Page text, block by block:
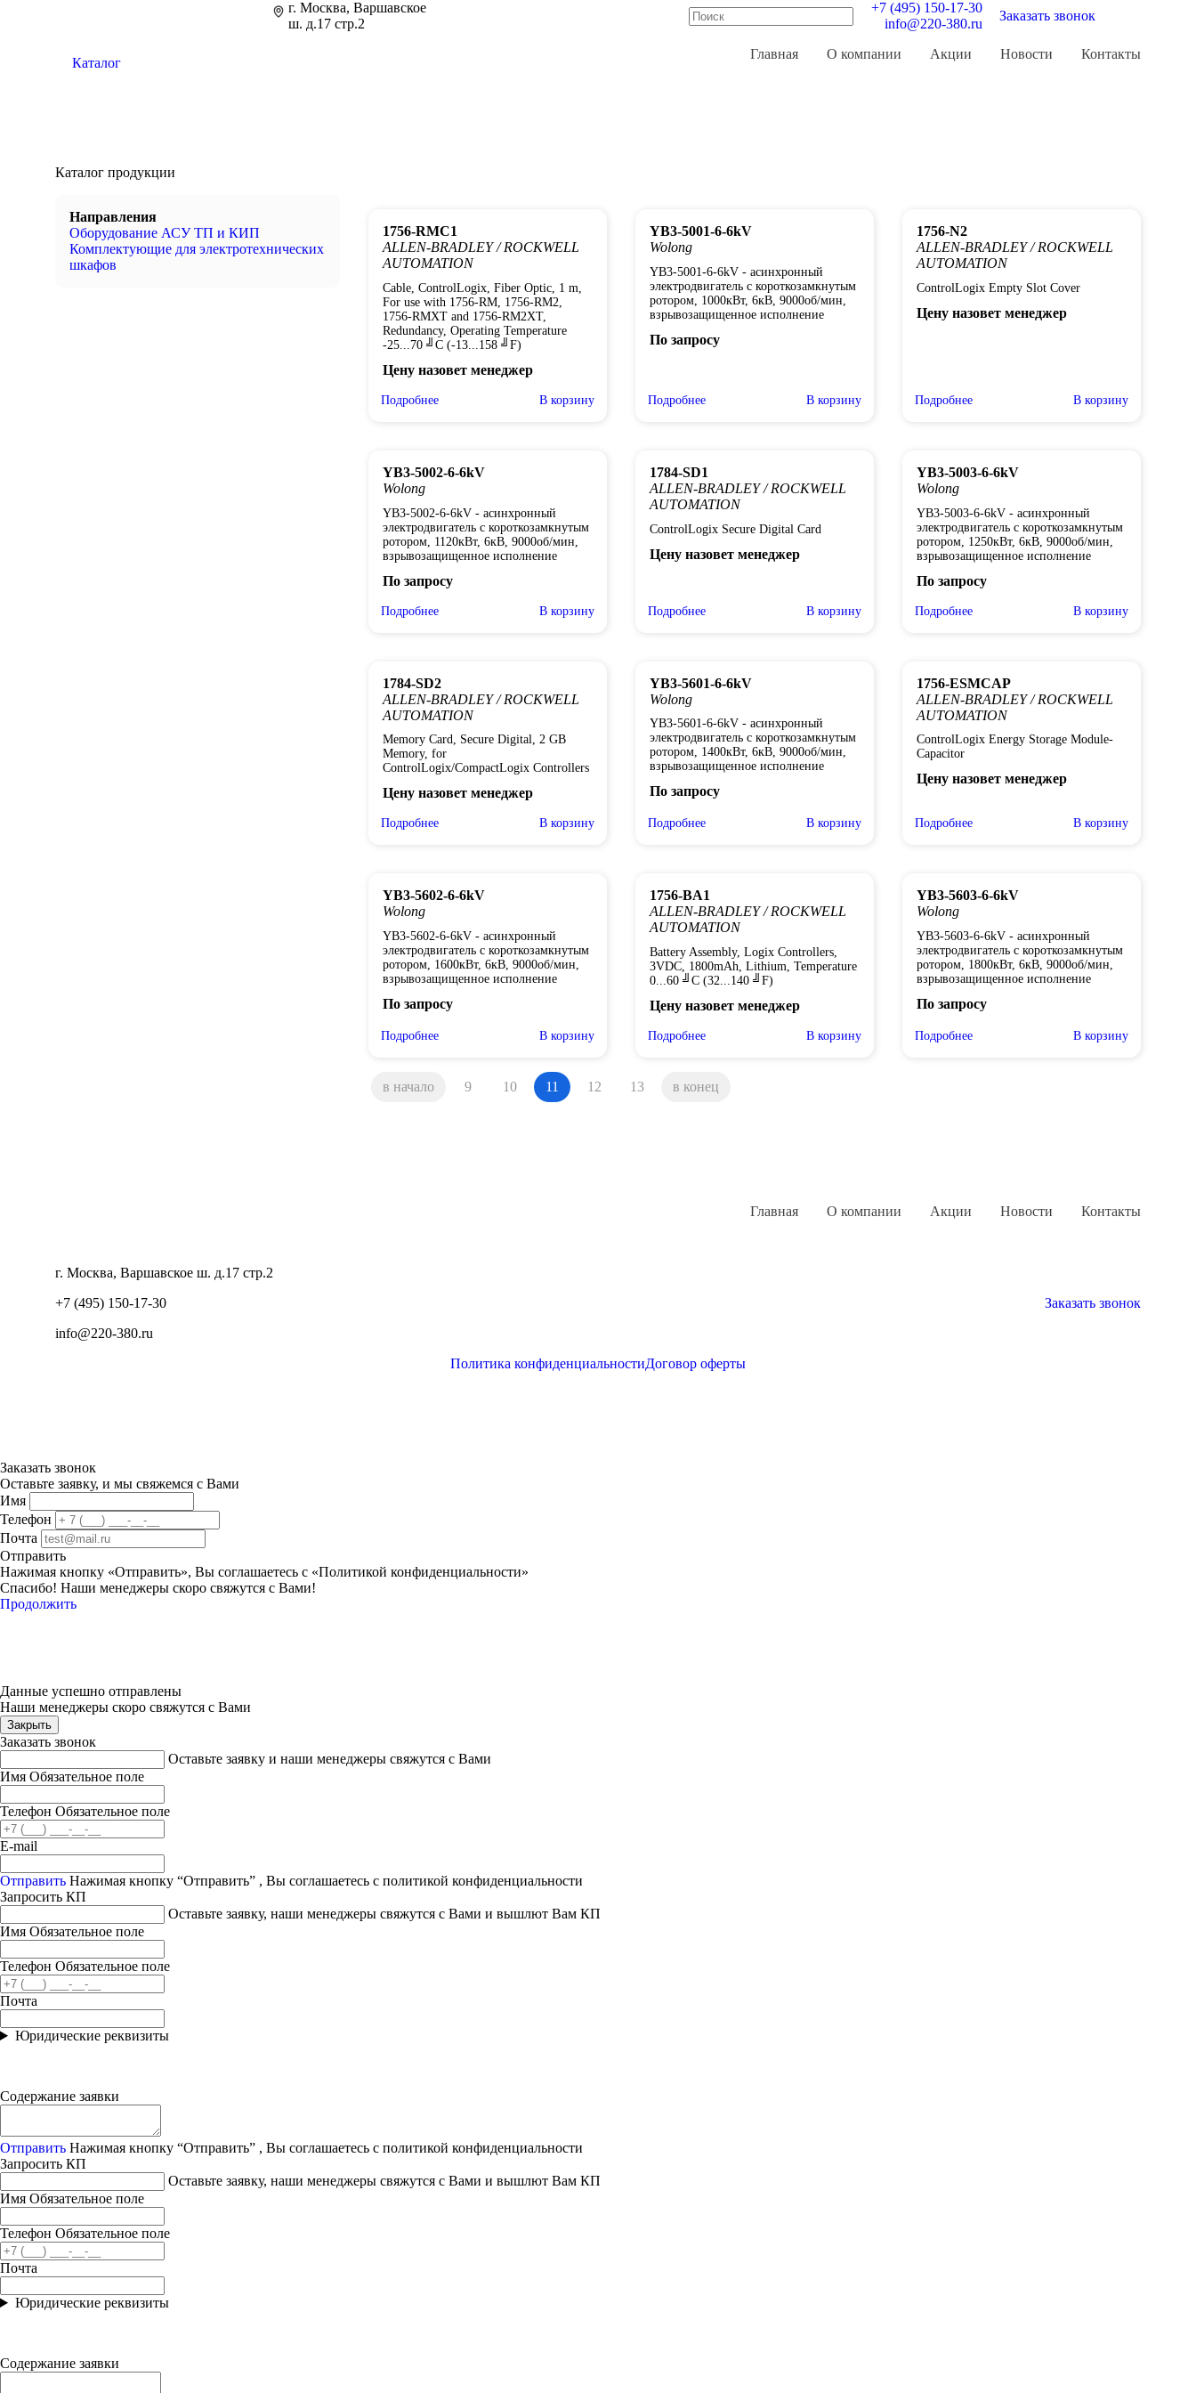
г. Москва, Варшавское
ш. д.17 стр.2
+7 (495) 150-17-30
info@220-380.ru
Заказать звонок
Каталог
Главная О компании Акции Новости Контакты
Каталог продукции
Направления
Оборудование АСУ ТП и КИП
Комплектующие для электротехнических
шкафов
1756-RMC1
ALLEN-BRADLEY / ROCKWELL
AUTOMATION
Cable, ControlLogix, Fiber Optic, 1 m,
For use with 1756-RM, 1756-RM2,
1756-RMXT and 1756-RM2XT,
Redundancy, Operating Temperature
-25...70 ╝C (-13...158 ╝F)
Цену назовет менеджер
Подробнее В корзину
YB3-5001-6-6kV
Wolong
YB3-5001-6-6kV - асинхронный
электродвигатель с короткозамкнутым
ротором, 1000кВт, 6кВ, 9000об/мин,
взрывозащищенное исполнение
По запросу
Подробнее В корзину
1756-N2
ALLEN-BRADLEY / ROCKWELL
AUTOMATION
ControlLogix Empty Slot Cover
Цену назовет менеджер
Подробнее В корзину
YB3-5002-6-6kV
Wolong
YB3-5002-6-6kV - асинхронный
электродвигатель с короткозамкнутым
ротором, 1120кВт, 6кВ, 9000об/мин,
взрывозащищенное исполнение
По запросу
Подробнее В корзину
1784-SD1
ALLEN-BRADLEY / ROCKWELL
AUTOMATION
ControlLogix Secure Digital Card
Цену назовет менеджер
Подробнее В корзину
YB3-5003-6-6kV
Wolong
YB3-5003-6-6kV - асинхронный
электродвигатель с короткозамкнутым
ротором, 1250кВт, 6кВ, 9000об/мин,
взрывозащищенное исполнение
По запросу
Подробнее В корзину
1784-SD2
ALLEN-BRADLEY / ROCKWELL
AUTOMATION
Memory Card, Secure Digital, 2 GB
Memory, for
ControlLogix/CompactLogix Controllers
Цену назовет менеджер
Подробнее В корзину
YB3-5601-6-6kV
Wolong
YB3-5601-6-6kV - асинхронный
электродвигатель с короткозамкнутым
ротором, 1400кВт, 6кВ, 9000об/мин,
взрывозащищенное исполнение
По запросу
Подробнее В корзину
1756-ESMCAP
ALLEN-BRADLEY / ROCKWELL
AUTOMATION
ControlLogix Energy Storage Module-
Capacitor
Цену назовет менеджер
Подробнее В корзину
YB3-5602-6-6kV
Wolong
YB3-5602-6-6kV - асинхронный
электродвигатель с короткозамкнутым
ротором, 1600кВт, 6кВ, 9000об/мин,
взрывозащищенное исполнение
По запросу
Подробнее В корзину
1756-BA1
ALLEN-BRADLEY / ROCKWELL
AUTOMATION
Battery Assembly, Logix Controllers,
3VDC, 1800mAh, Lithium, Temperature
0...60 ╝C (32...140 ╝F)
Цену назовет менеджер
Подробнее В корзину
YB3-5603-6-6kV
Wolong
YB3-5603-6-6kV - асинхронный
электродвигатель с короткозамкнутым
ротором, 1800кВт, 6кВ, 9000об/мин,
взрывозащищенное исполнение
По запросу
Подробнее В корзину
в начало 9 10 11 12 13 в конец
Главная О компании Акции Новости Контакты
г. Москва, Варшавское ш. д.17 стр.2
+7 (495) 150-17-30
info@220-380.ru
Заказать звонок
Политика конфиденциальностиДоговор оферты
Заказать звонок
Оставьте заявку, и мы свяжемся с Вами
Имя
Телефон
Почта
Отправить
Нажимая кнопку «Отправить», Вы соглашаетесь с «Политикой конфиденциальности»
Спасибо! Наши менеджеры скоро свяжутся с Вами!
Продолжить
Данные успешно отправлены
Наши менеджеры скоро свяжутся с Вами
Закрыть
Заказать звонок
Оставьте заявку и наши менеджеры свяжутся с Вами
Имя Обязательное поле
Телефон Обязательное поле
E-mail
Отправить Нажимая кнопку “Отправить” , Вы соглашаетесь с политикой конфиденциальности
Запросить КП
Оставьте заявку, наши менеджеры свяжутся с Вами и вышлют Вам КП
Имя Обязательное поле
Телефон Обязательное поле
Почта
Юридические реквизиты
Содержание заявки
Отправить Нажимая кнопку “Отправить” , Вы соглашаетесь с политикой конфиденциальности
Запросить КП
Оставьте заявку, наши менеджеры свяжутся с Вами и вышлют Вам КП
Имя Обязательное поле
Телефон Обязательное поле
Почта
Юридические реквизиты
Содержание заявки